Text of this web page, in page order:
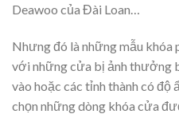
Deawoo của Đài Loan…
Nhưng đó là những mẫu khóa
với những cửa bị ảnh
vào hoặc các tỉnh thành có độ
chọn những dòng khóa cửa